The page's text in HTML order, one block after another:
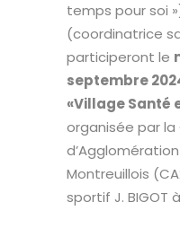
temps pour soi
(coordinatrice
participeront le
septembre
«Village Santé
organisée par
Montreuillois
sportif J. BIGOT